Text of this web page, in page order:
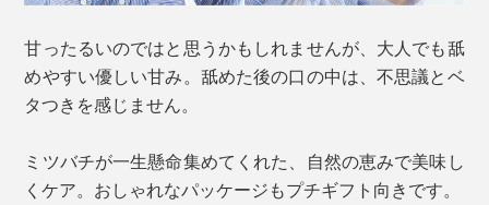
甘ったるいのではと思うかもしれませんが、大人でも舐
めやすい優しい甘み。舐めた後の口の中は、不思議とベ
タつきを感じません。
ミツバチが一生懸命集めてくれた、自然の恵みで美味し
くケア。おしゃれなパッケージもプチギフト向きです。